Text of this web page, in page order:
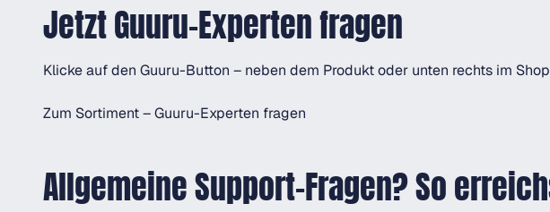
Jetzt Guuru-Experten fragen
Klicke auf den Guuru-Button – neben dem Produkt oder unten rechts im
Zum Sortiment – Guuru-Experten fragen
Allgemeine Support-Fragen? So